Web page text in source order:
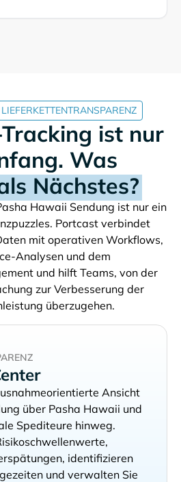
ist nur
Was
Nächstes?
Sendung ist nur ein
Portcast verbindet
mit operativen Workflows,
Analysen und dem
und hilft Teams, von der
zur Verbesserung der
überzugehen.
Ansicht
über
und
Spediteure hinweg.
identifizieren
und verwalten Sie